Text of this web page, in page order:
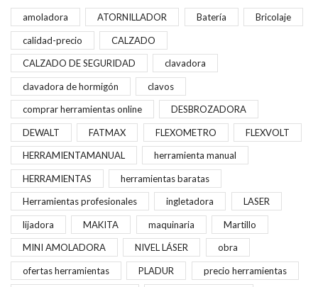
amoladora ATORNILLADOR Batería Bricolaje
calidad-precio CALZADO
CALZADO DE SEGURIDAD clavadora
clavadora de hormigón clavos
comprar herramientas online DESBROZADORA
DEWALT FATMAX FLEXOMETRO FLEXVOLT
HERRAMIENTAMANUAL herramienta manual
HERRAMIENTAS herramientas baratas
Herramientas profesionales ingletadora LASER
lijadora MAKITA maquinaria Martillo
MINI AMOLADORA NIVEL LÁSER obra
ofertas herramientas PLADUR precio herramientas